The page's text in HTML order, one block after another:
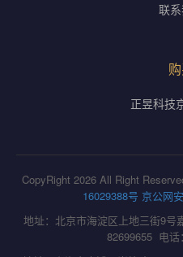
联
正昱科技
CopyRight 2026 All Right
16029388号 京公网
地址：北京市海淀区上地三街9
82699655 电话